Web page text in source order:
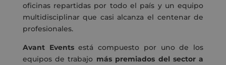
oficinas repartidas por todo el país y un equipo
multidisciplinar que casi alcanza el centenar de
profesionales.
Avant Eventsestá compuesto por uno de los
equipos de trabajo más premiados del sector a